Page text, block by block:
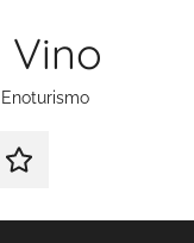
Vino
Contacto